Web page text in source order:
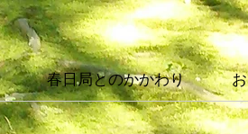
春日局とのかかわり